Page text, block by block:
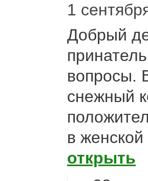
1
Добрый
вопросы.
снежный
в
открыть